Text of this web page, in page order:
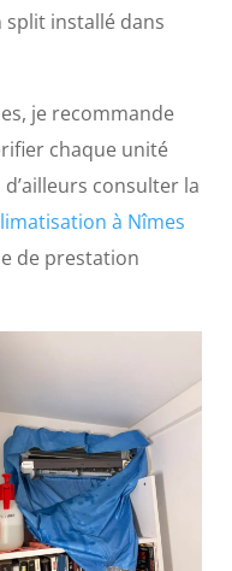
split installé dans
je recommande
chaque unité
consulter la
à Nîmes
de prestation